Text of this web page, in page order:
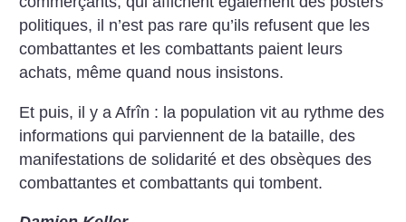
politiques, il n’est pas rare qu’ils refusent que les
combattantes et les combattants paient leurs
achats, même quand nous insistons.
Et puis, il y a Afrîn : la population vit au rythme des
informations qui parviennent de la bataille, des
manifestations de solidarité et des obsèques des
combattantes et combattants qui tombent.